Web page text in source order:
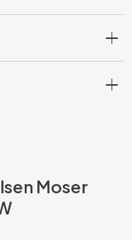
Moser